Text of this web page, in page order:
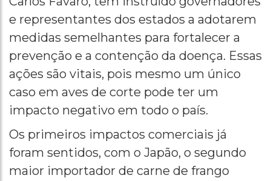
e representantes dos estados a adotarem
medidas semelhantes para fortalecer a
prevenção e a contenção da doença. Essas
ações são vitais, pois mesmo um único
caso em aves de corte pode ter um
impacto negativo em todo o país.
Os primeiros impactos comerciais já
foram sentidos, com o Japão, o segundo
maior importador de carne de frango